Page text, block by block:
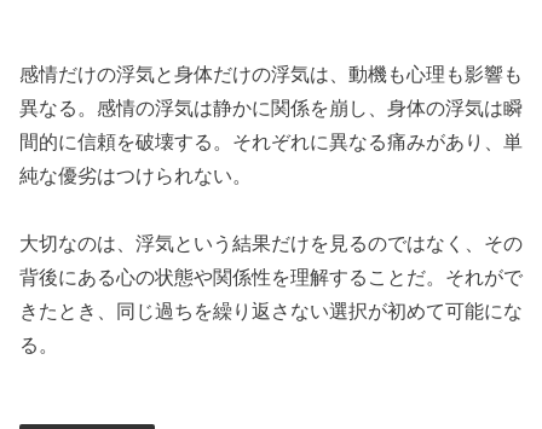
感情だけの浮気と身体だけの浮気は、動機も心理も影響も
異なる。感情の浮気は静かに関係を崩し、身体の浮気は瞬
間的に信頼を破壊する。それぞれに異なる痛みがあり、単
純な優劣はつけられない。
大切なのは、浮気という結果だけを見るのではなく、その
背後にある心の状態や関係性を理解することだ。それがで
きたとき、同じ過ちを繰り返さない選択が初めて可能にな
る。